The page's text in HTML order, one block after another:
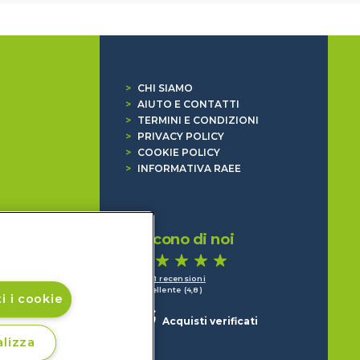
>
CHI SIAMO
> AIUTO E CONTATTI
>
TERMINI E CONDIZIONI
>
PRIVACY POLICY
>
COOKIE POLICY
>
INFORMATIVA RAEE
Dicono di noi
1.641 recensioni
Eccellente (4,8)
Acquisti verificati
i cookie